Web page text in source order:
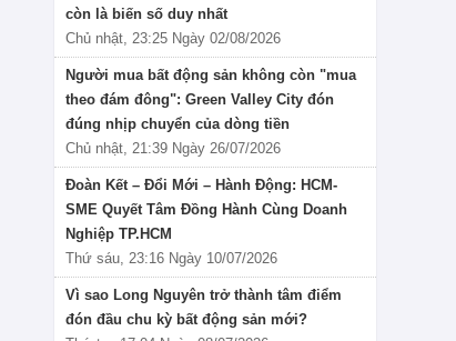
còn là biến số duy nhất
Chủ nhật, 23:25 Ngày 02/08/2026
Người mua bất động sản không còn "mua
theo đám đông": Green Valley City đón
đúng nhịp chuyển của dòng tiền
Chủ nhật, 21:39 Ngày 26/07/2026
Đoàn Kết – Đổi Mới – Hành Động: HCM-
SME Quyết Tâm Đồng Hành Cùng Doanh
Nghiệp TP.HCM
Thứ sáu, 23:16 Ngày 10/07/2026
Vì sao Long Nguyên trở thành tâm điểm
đón đầu chu kỳ bất động sản mới?